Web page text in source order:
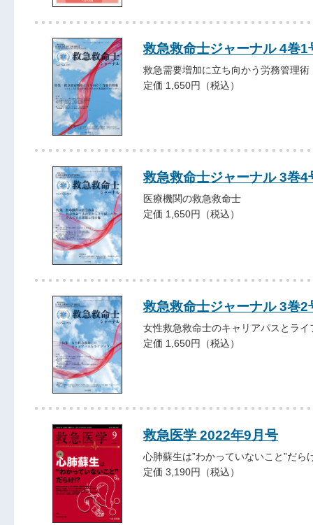
救急救命士ジャーナル 4巻
救急需要増加に立ち向かう労務管理術
定価 1,650円（税込）
救急救命士ジャーナル 3巻
医療機関の救急救命士
定価 1,650円（税込）
救急救命士ジャーナル 3巻
女性救急救命士のキャリアパスとライ
定価 1,650円（税込）
救急医学 2022年9月号
心肺蘇生は”わかっていないこと”だら
定価 3,190円（税込）